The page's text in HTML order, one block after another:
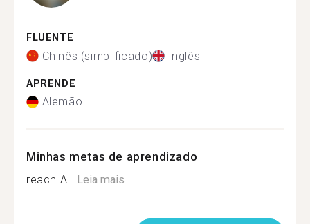
FLUENTE
Chinês (simplificado) Inglês
APRENDE
Alemão
Minhas metas de aprendizado
reach A...Leia mais